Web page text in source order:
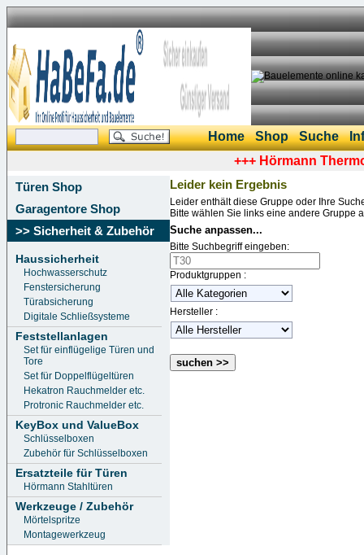
Home Shop Suche
+++ Hörmann
Türen Shop
Garagentore Shop
>> Sicherheit & Zubehör
Haussicherheit
Hochwasserschutz
Fenstersicherung
Türabsicherung
Digitale Schließsysteme
Feststellanlagen
Set für einflügelige Türen und
Tore
Set für Doppelflügeltüren
Hekatron Rauchmelder etc.
Protronic Rauchmelder etc.
KeyBox und ValueBox
Schlüsselboxen
Zubehör für Schlüsselboxen
Ersatzteile für Türen
Hörmann Stahltüren
Werkzeuge / Zubehör
Mörtelspritze
Montagewerkzeug
Leider kein Ergebnis
Leider enthält diese Gruppe oder Ihre
Bitte wählen Sie links eine andere Gruppe
Suche anpassen...
Bitte Suchbegriff eingeben:
Produktgruppen :
Hersteller :
suchen >>